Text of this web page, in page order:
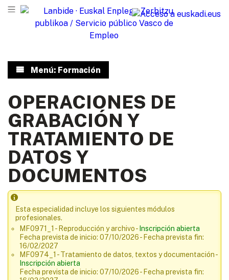
Menú: Formación
OPERACIONES DE
GRABACIÓN Y
TRATAMIENTO DE
DATOS Y
DOCUMENTOS
Esta especialidad incluye los siguientes módulos
profesionales.
MF0971_1 - Reproducción y archivo - Inscripción abierta
Fecha prevista de inicio: 07/10/2026 - Fecha prevista fin:
16/02/2027
MF0974_1 - Tratamiento de datos, textos y documentación -
Inscripción abierta
Fecha prevista de inicio: 07/10/2026 - Fecha prevista fin: